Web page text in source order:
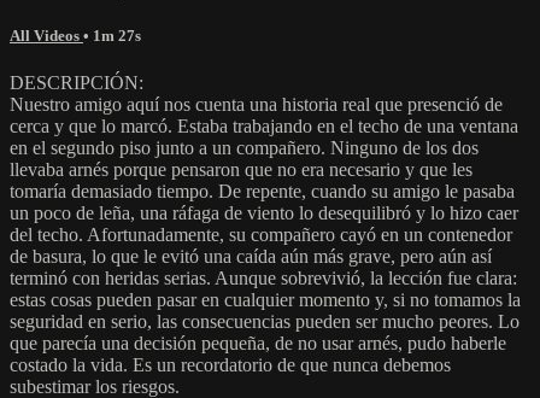
All Videos • 1m 27s
DESCRIPCIÓN:
Nuestro amigo aquí nos cuenta una historia real que presenció de
cerca y que lo marcó. Estaba trabajando en el techo de una ventana
en el segundo piso junto a un compañero. Ninguno de los dos
llevaba arnés porque pensaron que no era necesario y que les
tomaría demasiado tiempo. De repente, cuando su amigo le pasaba
un poco de leña, una ráfaga de viento lo desequilibró y lo hizo caer
del techo. Afortunadamente, su compañero cayó en un contenedor
de basura, lo que le evitó una caída aún más grave, pero aún así
terminó con heridas serias. Aunque sobrevivió, la lección fue clara:
estas cosas pueden pasar en cualquier momento y, si no tomamos la
seguridad en serio, las consecuencias pueden ser mucho peores. Lo
que parecía una decisión pequeña, de no usar arnés, pudo haberle
costado la vida. Es un recordatorio de que nunca debemos
subestimar los riesgos.